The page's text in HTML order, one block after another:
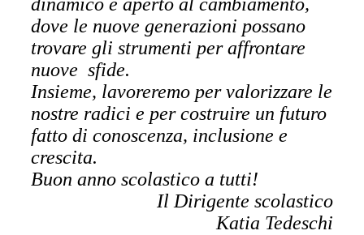
dove le nuove generazioni possano
trovare gli strumenti per affrontare
nuove sfide.
Insieme, lavoreremo per valorizzare le
nostre radici e per costruire un futuro
fatto di conoscenza, inclusione e
crescita.
Buon anno scolastico a tutti!
Il Dirigente scolastico
Katia Tedeschi